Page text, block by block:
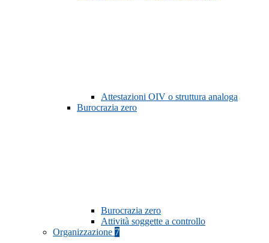
Attestazioni OIV o struttura analoga
Burocrazia zero
Burocrazia zero
Attività soggette a controllo
Organizzazione 7